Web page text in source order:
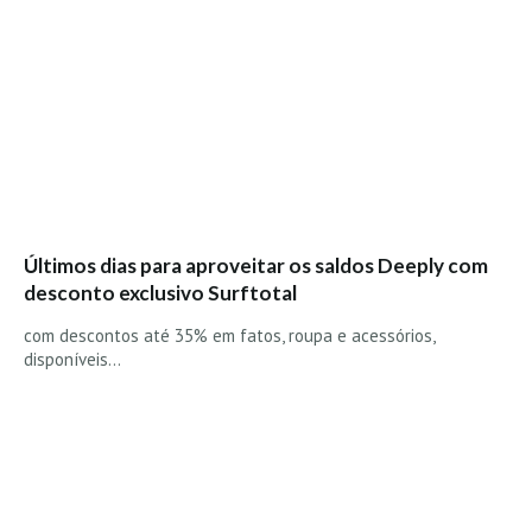
Últimos dias para aproveitar os saldos Deeply com
desconto exclusivo Surftotal
com descontos até 35% em fatos, roupa e acessórios,
disponíveis…